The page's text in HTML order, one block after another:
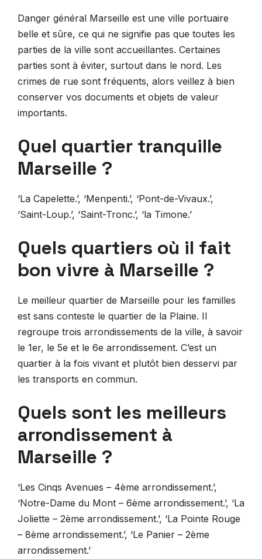
Danger général Marseille est une ville portuaire
belle et sûre, ce qui ne signifie pas que toutes les
parties de la ville sont accueillantes. Certaines
parties sont à éviter, surtout dans le nord. Les
crimes de rue sont fréquents, alors veillez à bien
conserver vos documents et objets de valeur
importants.
Quel quartier tranquille
Marseille ?
‘La Capelette.’, ‘Menpenti.’, ‘Pont-de-Vivaux.’,
‘Saint-Loup.’, ‘Saint-Tronc.’, ‘la Timone.’
Quels quartiers où il fait
bon vivre à Marseille ?
Le meilleur quartier de Marseille pour les familles
est sans conteste le quartier de la Plaine. Il
regroupe trois arrondissements de la ville, à savoir
le 1er, le 5e et le 6e arrondissement. C’est un
quartier à la fois vivant et plutôt bien desservi par
les transports en commun.
Quels sont les meilleurs
arrondissement à
Marseille ?
‘Les Cinqs Avenues – 4ème arrondissement.’,
‘Notre-Dame du Mont – 6ème arrondissement.’, ‘La
Joliette – 2ème arrondissement.’, ‘La Pointe Rouge
– 8ème arrondissement.’, ‘Le Panier – 2ème
arrondissement.’